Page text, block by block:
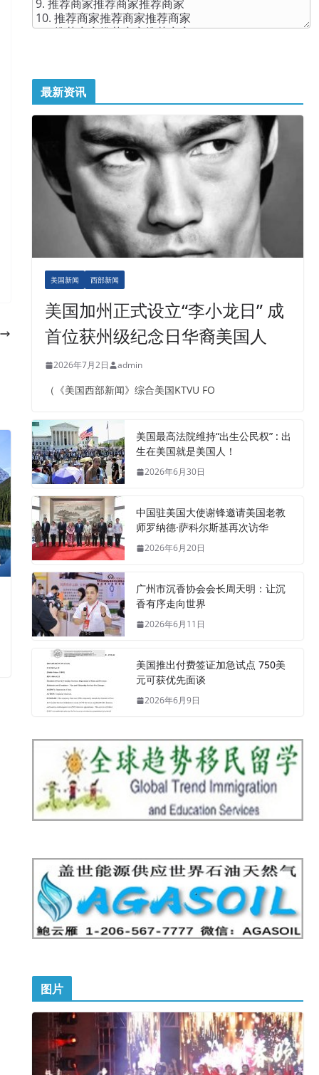
最新资讯
美国新闻 西部新闻
美国加州正式设立“李小龙日” 成
首位获州级纪念日华裔美国人
2026年7月2日 admin
（《美国西部新闻》综合美国KTVU FO
美国最高法院维持“出生公民权” : 出
生在美国就是美国人！
2026年6月30日
中国驻美国大使谢锋邀请美国老教
师罗纳德·萨科尔斯基再次访华
2026年6月20日
广州市沉香协会会长周天明：让沉
香有序走向世界
2026年6月11日
美国推出付费签证加急试点 750美
元可获优先面谈
2026年6月9日
图片